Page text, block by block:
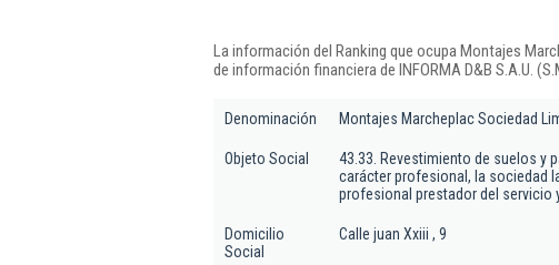
La información del Ranking que ocupa Montajes
de información financiera de INFORMA D&B S.A.U.
Denominación Montajes Marcheplac Sociedad
Objeto Social
43.33. Revestimiento de suelos y
carácter profesional, la sociedad
profesional prestador del servicio
Domicilio
Social
Calle juan Xxiii , 9